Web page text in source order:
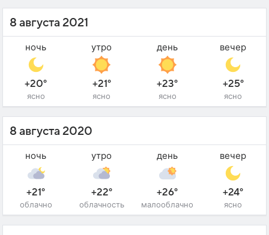
8 августа 2021
ночь
+20°
ясно
утро
+21°
ясно
день
+23°
ясно
вечер
+25°
ясно
8 августа 2020
ночь
+21°
облачно
утро
+22°
облачность
день
+26°
малооблачно
вечер
+24°
ясно